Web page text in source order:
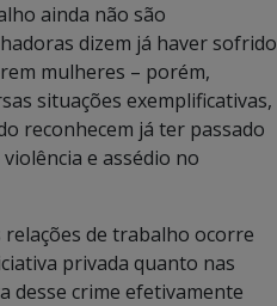
ainda não são
dizem já haver sofrido
mulheres – porém,
situações exemplificativas,
reconhecem já ter passado
e assédio no
relações de trabalho ocorre
privada quanto nas
desse crime efetivamente